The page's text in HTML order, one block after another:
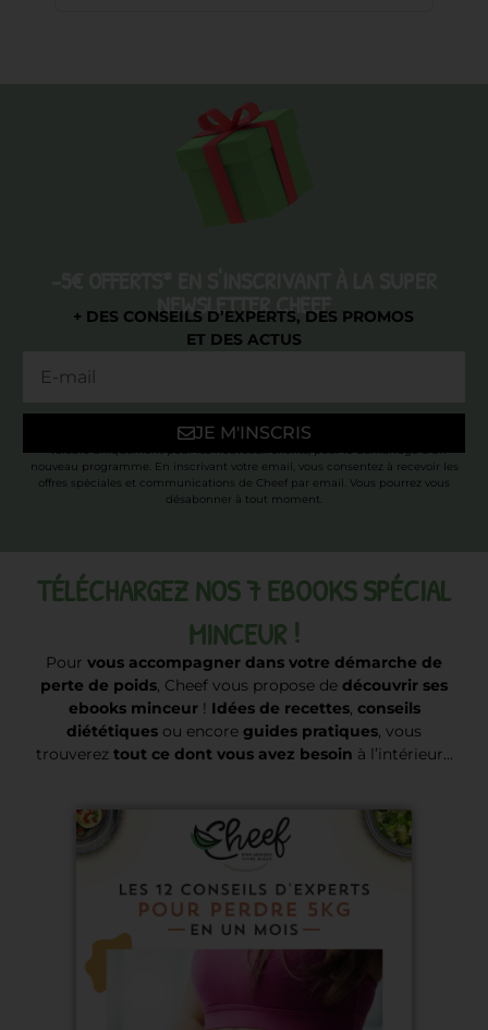
NEWSLETTER CHEEF
+ DES CONSEILS D’EXPERTS, DES PROMOS
ET DES ACTUS
JE M'INSCRIS
* Valable uniquement pour les nouveaux clients, pour le démarrage d’un
nouveau programme. En inscrivant votre email, vous consentez à recevoir les
offres spéciales et communications de Cheef par email. Vous pourrez vous
désabonner à tout moment.
TÉLÉCHARGEZ NOS 7 EBOOKS SPÉCIAL
MINCEUR !
Pour vous accompagner dans votre démarche de
perte de poids, Cheef vous propose de découvrir ses
ebooks minceur! Idées de recettes, conseils
diététiques ou encore guides pratiques, vous
trouverez tout ce dont vous avez besoin à l’intérieur…